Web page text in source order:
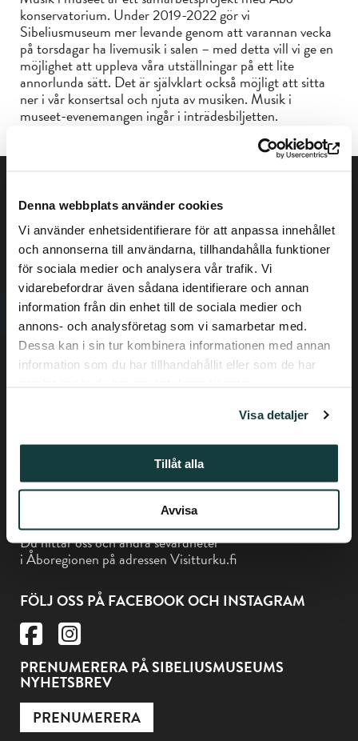
Denna webbplats använder cookies
Vi använder enhetsidentifierare för att anpassa innehållet
och annonserna till användarna, tillhandahålla funktioner
för sociala medier och analysera vår trafik. Vi
vidarebefordrar även sådana identifierare och annan
information från din enhet till de sociala medier och
annons- och analysföretag som vi samarbetar med.
Dessa kan i sin tur kombinera informationen med annan
information som du har tillhandahållit eller som de har
Visa detaljer
Tillåt alla
Avvisa
konservatorium. Under 2019-2022 gör vi
Sibeliusmuseum mer levande genom att varannan vecka
på torsdagar ha livemusik i salen – med detta vill vi ge en
möjlighet att uppleva våra utställningar på ett lite
annorlunda sätt. Det är självklart också möjligt att sitta
ner i vår konsertsal och njuta av musiken. Musik i
museet-evenemangen ingår i inträdesbiljetten.
Dataskyddsbeskrivning
Tillgänglighetsutlåtande
Tfn +358-(0) 50 337 6906
Museikortet gäller på Sibeliusmuseum
Du hittar oss och andra sevärdheter
i Åboregionen på adressen Visitturku.fi
FÖLJ OSS PÅ FACEBOOK OCH INSTAGRAM
PRENUMERERA PÅ SIBELIUSMUSEUMS
NYHETSBREV
PRENUMERERA